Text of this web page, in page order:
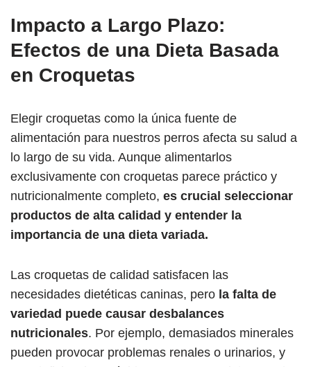
Impacto a Largo Plazo:
Efectos de una Dieta Basada
en Croquetas
Elegir croquetas como la única fuente de
alimentación para nuestros perros afecta su salud a
lo largo de su vida. Aunque alimentarlos
exclusivamente con croquetas parece práctico y
nutricionalmente completo, es crucial seleccionar
productos de alta calidad y entender la
importancia de una dieta variada.
Las croquetas de calidad satisfacen las
necesidades dietéticas caninas, pero la falta de
variedad puede causar desbalances
nutricionales. Por ejemplo, demasiados minerales
pueden provocar problemas renales o urinarios, y